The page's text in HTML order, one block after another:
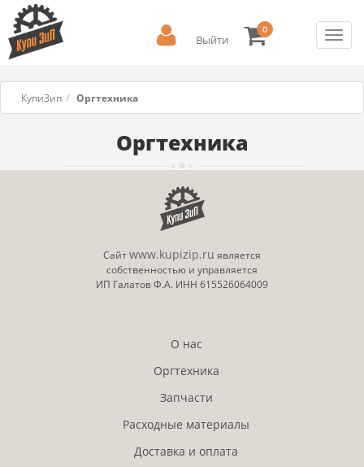
Выйти
0
КупиЗип Оргтехника
Оргтехника
Сайтwww.kupizip.ru является
собственностью и управляется
ИП Галатов Ф.А. ИНН 615526064009
О нас
Оргтехника
Запчасти
Расходные материалы
Доставка и оплата